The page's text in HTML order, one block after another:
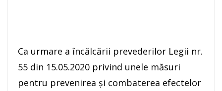
Ca urmare a încălcării prevederilor Legii nr.
55 din 15.05.2020 privind unele măsuri
pentru prevenirea și combaterea efectelor